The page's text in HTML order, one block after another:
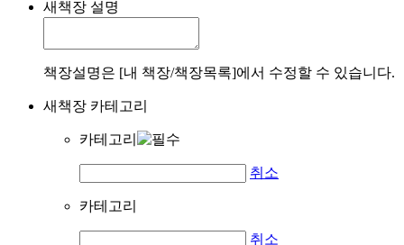
새책장 설명
책장설명은 [내 책장/책장목록]에서 수정할 수 있습니다.
새책장 카테고리
카테고리
취소
카테고리
취소